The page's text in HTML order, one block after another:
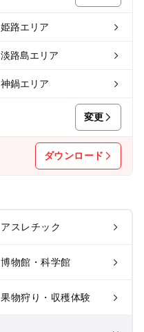
姫路エリア
淡路島エリア
神鍋エリア
変更
ダウンロード
アスレチック
博物館・科学館
果物狩り・収穫体験